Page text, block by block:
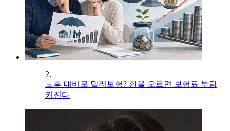
2.
노후 대비로 달러보험? 환율 오르면 보험료 부담
커진다